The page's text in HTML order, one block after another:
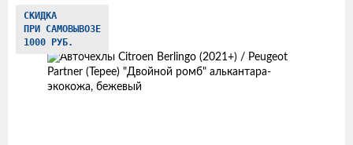
Изображения
товаров
СКИДКА
ПРИ САМОВЫВОЗЕ
1000 РУБ.